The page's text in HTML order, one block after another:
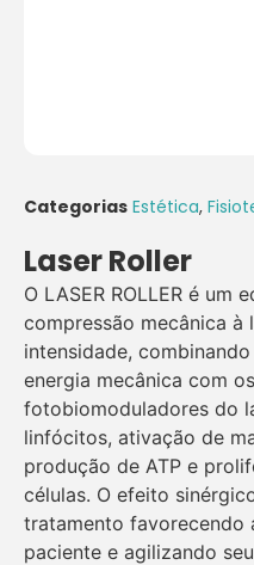
Categorias Estética,
Laser Roller
O LASER ROLLER é um
compressão mecânica à
intensidade,
energia mecânica com
fotobiomoduladores do
linfócitos, ativação de
produção de ATP e
células. O efeito
tratamento favorecendo
paciente e agilizando